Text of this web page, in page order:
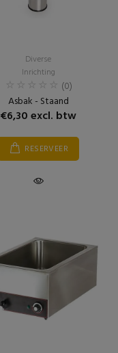
Diverse
Inrichting
(0)
Asbak - Staand
€6,30 excl. btw
RESERVEER